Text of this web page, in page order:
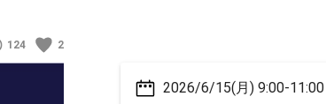
124 2
2026/6/15(月) 9:00-11:00